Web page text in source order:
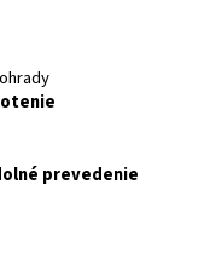
prevedenie